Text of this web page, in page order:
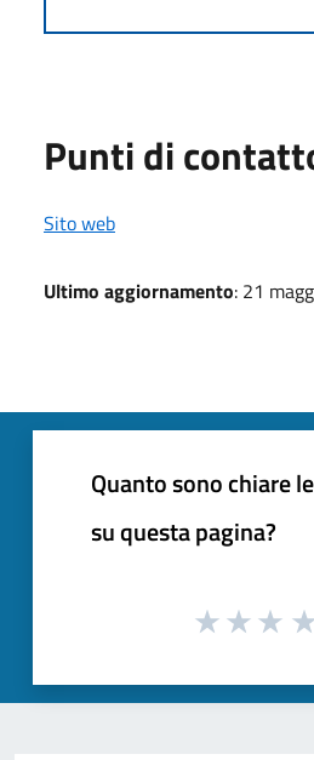
Punti di
Sito web
Ultimo aggiornamento: 21
Quanto sono chiare
su questa pagina?